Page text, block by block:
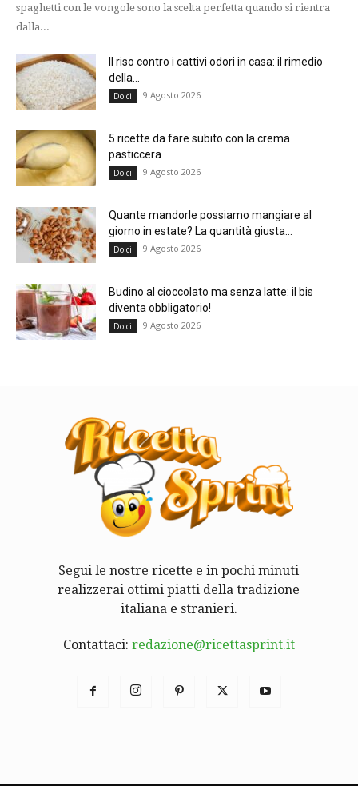
spaghetti con le vongole sono la scelta perfetta quando si rientra
dalla...
Il riso contro i cattivi odori in casa: il rimedio
della...
Dolci 9 Agosto 2026
5 ricette da fare subito con la crema
pasticcera
Dolci 9 Agosto 2026
Quante mandorle possiamo mangiare al
giorno in estate? La quantità giusta...
Dolci 9 Agosto 2026
Budino al cioccolato ma senza latte: il bis
diventa obbligatorio!
Dolci 9 Agosto 2026
Segui le nostre ricette e in pochi minuti
realizzerai ottimi piatti della tradizione
italiana e stranieri.
Contattaci: redazione@ricettasprint.it